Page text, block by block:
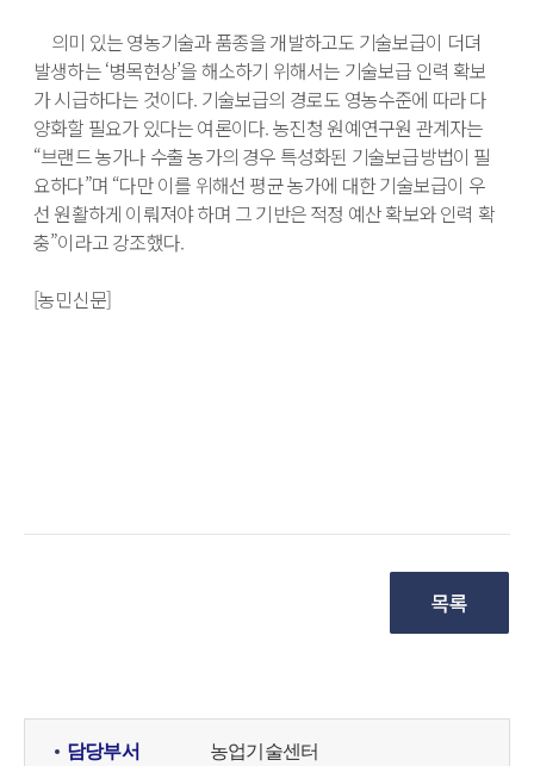
의미 있는 영농기술과 품종을 개발하고도 기술보급이 더뎌
발생하는 ‘병목현상’을 해소하기 위해서는 기술보급 인력 확보
가 시급하다는 것이다. 기술보급의 경로도 영농수준에 따라 다
양화할 필요가 있다는 여론이다. 농진청 원예연구원 관계자는
“브랜드 농가나 수출 농가의 경우 특성화된 기술보급방법이 필
요하다”며 “다만 이를 위해선 평균 농가에 대한 기술보급이 우
선 원활하게 이뤄져야 하며 그 기반은 적정 예산 확보와 인력 확
충”이라고 강조했다.
[농민신문]
담당부서
농업기술센터